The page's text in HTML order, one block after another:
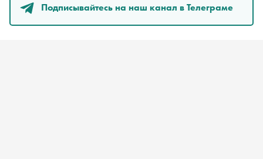
Подписывайтесь на наш канал в Телеграме